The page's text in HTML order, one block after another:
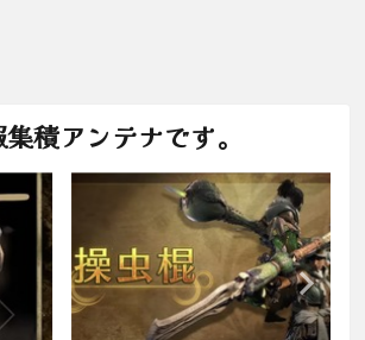
積アンテナです。